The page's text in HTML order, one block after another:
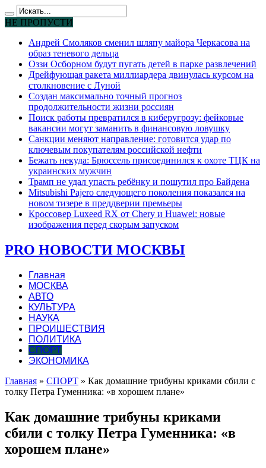
НЕ ПРОПУСТИ
Андрей Смоляков сменил шляпу майора Черкасова на
образ теневого дельца
Оззи Осборном будут пугать детей в парке развлечений
Дрейфующая ракета миллиардера двинулась курсом на
столкновение с Луной
Создан максимально точный прогноз
продолжительности жизни россиян
Поиск работы превратился в киберугрозу: фейковые
вакансии могут заманить в финансовую ловушку
Санкции меняют направление: готовится удар по
ключевым покупателям российской нефти
Бежать некуда: Брюссель присоединился к охоте ТЦК на
украинских мужчин
Трамп не удал упасть ребёнку и пошутил про Байдена
Mitsubishi Pajero следующего поколения показался на
новом тизере в преддверии премьеры
Кроссовер Luxeed RX от Chery и Huawei: новые
изображения перед скорым запуском
PRO НОВОСТИ МОСКВЫ
Главная
МОСКВА
АВТО
КУЛЬТУРА
НАУКА
ПРОИШЕСТВИЯ
ПОЛИТИКА
СПОРТ
ЭКОНОМИКА
Главная » СПОРТ » Как домашние трибуны криками сбили с
толку Петра Гуменника: «в хорошем плане»
Как домашние трибуны криками
сбили с толку Петра Гуменника: «в
хорошем плане»